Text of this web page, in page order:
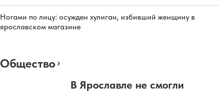
Ногами по лицу: осужден хулиган, избивший женщину в
ярославском магазине
Общество
В Ярославле не смогли